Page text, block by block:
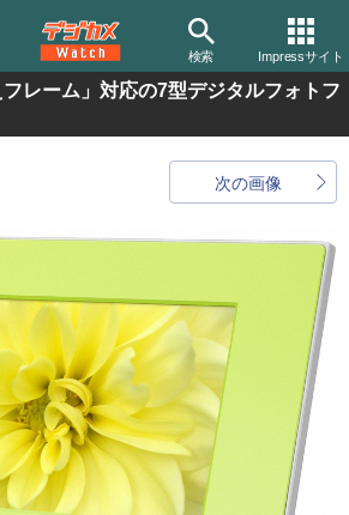
検索 Impressサイト
レーム」対応の7型デジタルフォトフ
次の画像